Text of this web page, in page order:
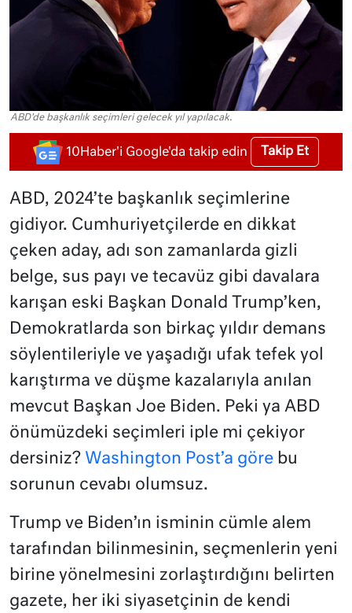
ABD'de başkanlık seçimleri gelecek yıl yapılacak.
10Haber'i Google'da takip edin Takip Et
ABD, 2024’te başkanlık seçimlerine
gidiyor. Cumhuriyetçilerde en dikkat
çeken aday, adı son zamanlarda gizli
belge, sus payı ve tecavüz gibi davalara
karışan eski Başkan Donald Trump’ken,
Demokratlarda son birkaç yıldır demans
söylentileriyle ve yaşadığı ufak tefek yol
karıştırma ve düşme kazalarıyla anılan
mevcut Başkan Joe Biden. Peki ya ABD
önümüzdeki seçimleri iple mi çekiyor
dersiniz? Washington Post’a göre bu
sorunun cevabı olumsuz.
Trump ve Biden’ın isminin cümle alem
tarafından bilinmesinin, seçmenlerin yeni
birine yönelmesini zorlaştırdığını belirten
gazete, her iki siyasetçinin de kendi